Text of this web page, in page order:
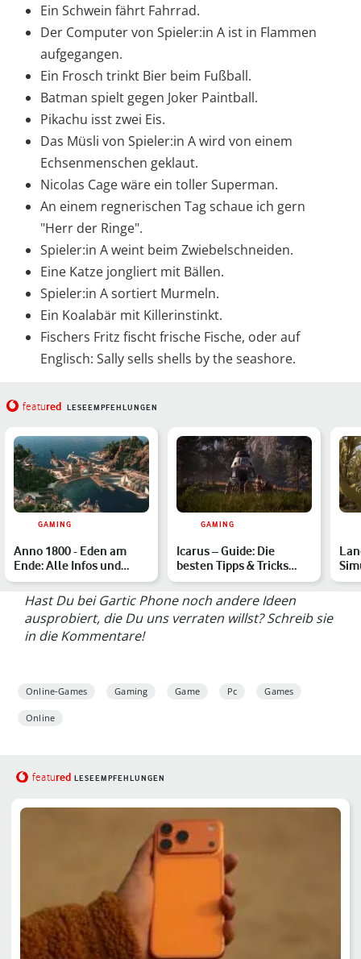
Ein Schwein fährt Fahrrad.
Der Computer von Spieler:in A ist in Flammen
aufgegangen.
Ein Frosch trinkt Bier beim Fußball.
Batman spielt gegen Joker Paintball.
Pikachu isst zwei Eis.
Das Müsli von Spieler:in A wird von einem
Echsenmenschen geklaut.
Nicolas Cage wäre ein toller Superman.
An einem regnerischen Tag schaue ich gern
"Herr der Ringe".
Spieler:in A weint beim Zwiebelschneiden.
Eine Katze jongliert mit Bällen.
Spieler:in A sortiert Murmeln.
Ein Koalabär mit Killerinstinkt.
Fischers Fritz fischt frische Fische, oder auf
Englisch: Sally sells shells by the seashore.
featured LESEEMPFEHLUNGEN
GAMING
Anno 1800 - Eden am
Ende: Alle Infos und
Tipps zum ersten
Szenari…
GAMING
Icarus – Guide: Die
besten Tipps & Tricks
zum Survival-Game für
A…
Hast Du bei Gartic Phone noch andere Ideen
ausprobiert, die Du uns verraten willst? Schreib sie
in die Kommentare!
Online-Games Gaming Game Pc Games
Online
featured LESEEMPFEHLUNGEN